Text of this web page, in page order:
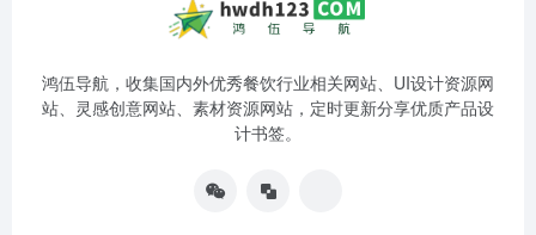
鸿伍导航，收集国内外优秀餐饮行业相关网站、UI设计资源网
站、灵感创意网站、素材资源网站，定时更新分享优质产品设
计书签。